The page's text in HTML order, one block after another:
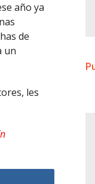
año ya
de
un
les